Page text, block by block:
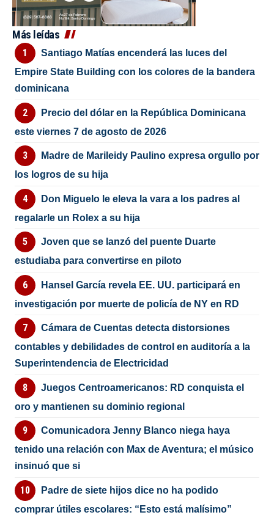
Más leídas
Santiago Matías encenderá las luces del
Empire State Building con los colores de la bandera
dominicana
Precio del dólar en la República Dominicana
este viernes 7 de agosto de 2026
Madre de Marileidy Paulino expresa orgullo por
los logros de su hija
Don Miguelo le eleva la vara a los padres al
regalarle un Rolex a su hija
Joven que se lanzó del puente Duarte
estudiaba para convertirse en piloto
Hansel García revela EE. UU. participará en
investigación por muerte de policía de NY en RD
Cámara de Cuentas detecta distorsiones
contables y debilidades de control en auditoría a la
Superintendencia de Electricidad
Juegos Centroamericanos: RD conquista el
oro y mantienen su dominio regional
Comunicadora Jenny Blanco niega haya
tenido una relación con Max de Aventura; el músico
insinuó que si
Padre de siete hijos dice no ha podido
comprar útiles escolares: “Esto está malísimo”